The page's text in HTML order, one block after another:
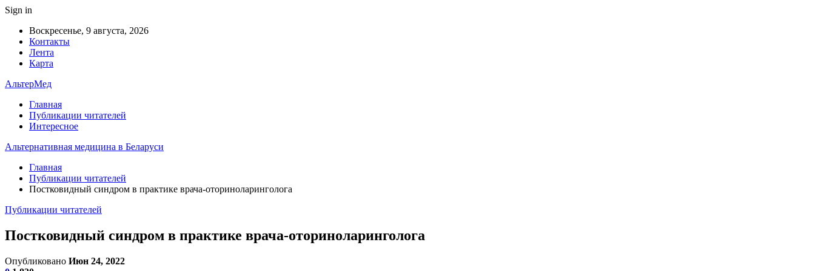
Sign in
Воскресенье, 9 августа, 2026
Контакты
Лента
Карта
АльтерМед
Главная
Публикации читателей
Интересное
Альтернативная медицина в Беларуси
Главная
Публикации читателей
Постковидный синдром в практике врача-оториноларинголога
Публикации читателей
Постковидный синдром в практике врача-оториноларинголога
Опубликовано Июн 24, 2022